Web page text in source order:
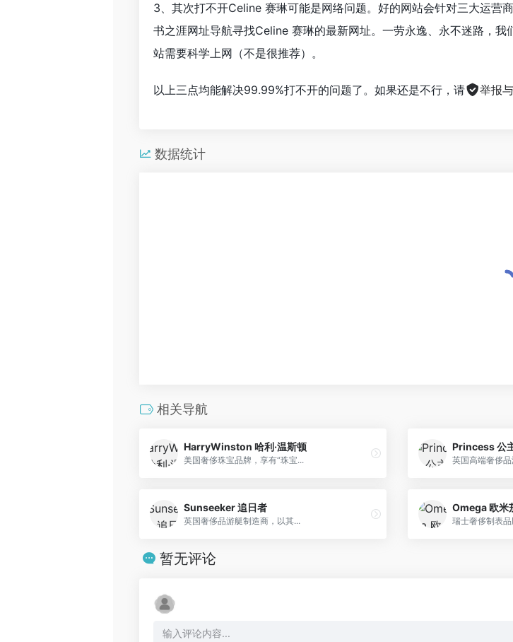
3、其次打不开Celine 赛琳可能是网络问题。好的网站会针对三大运营
书之涯网址导航寻找Celine 赛琳的最新网址。一劳永逸、永不迷路，
站需要科学上网（不是很推荐）。
以上三点均能解决99.99%打不开的问题了。如果还是不行，请 举报
数据统计
相关导航
HarryWinston 哈利·温斯顿
美国奢侈珠宝品牌，享有“珠宝...
Princess 公
英国高端奢侈
Sunseeker 追日者
英国奢侈品游艇制造商，以其...
Omega 欧米
瑞士奢侈制表
暂无评论